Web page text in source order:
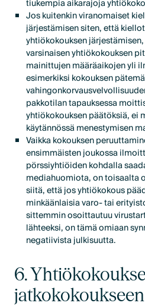
tiukempia aikarajoja
Jos kuitenkin viranomaiset
järjestämisen siten, että
yhtiökokouksen
varsinaisen yhtiökokouksen
mainittujen määräaikojen yli
esimerkiksi kokouksen
pakkotilan tapauksessa
yhtiökokouksen päätöksiä, ei
käytännössä menestymisen
Vaikka kokouksen
ensimmäisten joukossa
pörssiyhtiöiden kohdalla
mediahuomiota, on toisaalta
siitä, että jos yhtiökokous
minkäänlaisia varo- tai
sittemmin osoittautuu
lähteeksi, on tämä omiaan
negatiivista julkisuutta.
6.
jatkokokoukseen